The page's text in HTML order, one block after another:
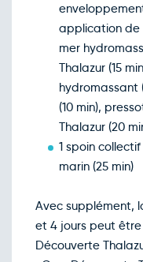
application de
mer
Thalazur (15
hydromassant
(10 min),
Thalazur (20
1 spoin
marin (25 min)
Avec supplément,
et 4 jours peut
Découverte